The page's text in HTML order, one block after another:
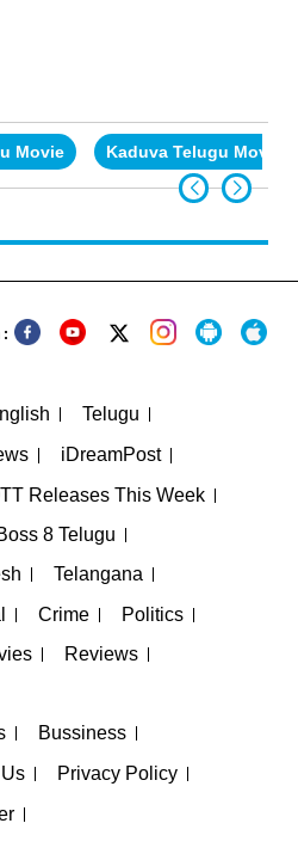
Movie Kaduva Telugu Movie
:
Telugu
iDreamPost
Releases This Week
8 Telugu
Telangana
Crime Politics
Reviews
Bussiness
Privacy Policy